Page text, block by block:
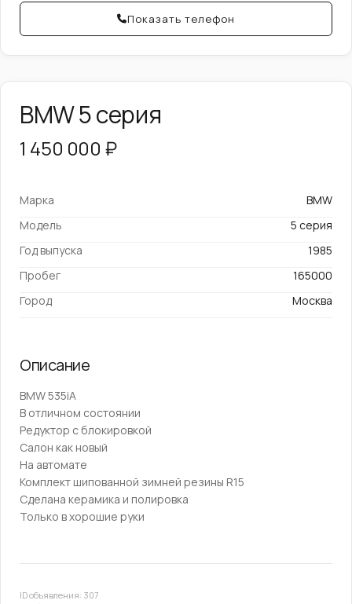
Показать телефон
BMW 5 серия
1 450 000 ₽
Марка
BMW
Модель
5 серия
Год выпуска
1985
Пробег
165000
Город
Москва
Описание
BMW 535iA
В отличном состоянии
Редуктор с блокировкой
Салон как новый
На автомате
Комплект шипованной зимней резины R15
Сделана керамика и полировка
Только в хорошие руки
ID объявления: 307